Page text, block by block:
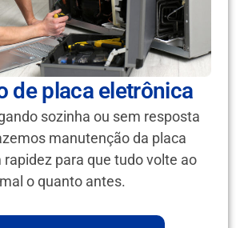
de placa eletrônica
sozinha ou sem resposta
manutenção da placa
para que tudo volte ao
o quanto antes.